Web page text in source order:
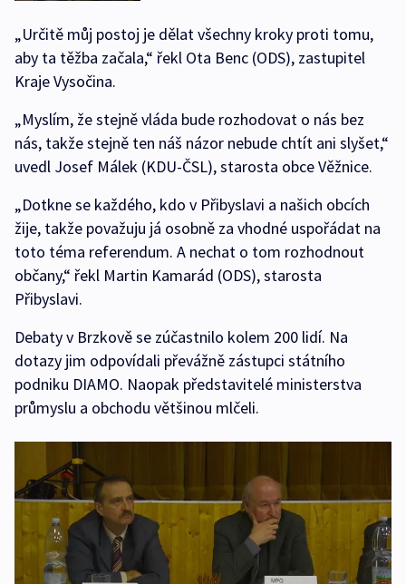
„Určitě můj postoj je dělat všechny kroky proti tomu,
aby ta těžba začala,“ řekl Ota Benc (ODS), zastupitel
Kraje Vysočina.
„Myslím, že stejně vláda bude rozhodovat o nás bez
nás, takže stejně ten náš názor nebude chtít ani slyšet,“
uvedl Josef Málek (KDU-ČSL), starosta obce Věžnice.
„Dotkne se každého, kdo v Přibyslavi a našich obcích
žije, takže považuju já osobně za vhodné uspořádat na
toto téma referendum. A nechat o tom rozhodnout
občany,“ řekl Martin Kamarád (ODS), starosta
Přibyslavi.
Debaty v Brzkově se zúčastnilo kolem 200 lidí. Na
dotazy jim odpovídali převážně zástupci státního
podniku DIAMO. Naopak představitelé ministerstva
průmyslu a obchodu většinou mlčeli.